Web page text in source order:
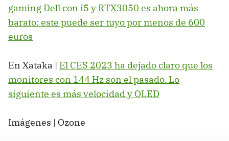
gaming Dell con i5 y RTX3050 es ahora más
barato: este puede ser tuyo por menos de 600
euros
En Xataka | El CES 2023 ha dejado claro que los
monitores con 144 Hz son el pasado. Lo
siguiente es más velocidad y OLED
Imágenes | Ozone